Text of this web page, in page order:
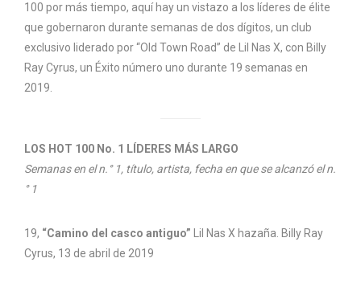
100 por más tiempo, aquí hay un vistazo a los líderes de élite
que gobernaron durante semanas de dos dígitos, un club
exclusivo liderado por “Old Town Road” de Lil Nas X, con Billy
Ray Cyrus, un Éxito número uno durante 19 semanas en
2019.
LOS HOT 100 No. 1 LÍDERES MÁS LARGO
Semanas en el n.° 1, título, artista, fecha en que se alcanzó el n.
° 1
19, “Camino del casco antiguo” Lil Nas X hazaña. Billy Ray
Cyrus, 13 de abril de 2019